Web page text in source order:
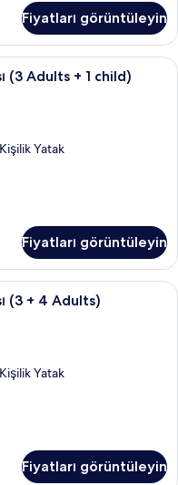
Fiyatları görüntüleyin
odada kasa, masa, güneşlik/
(3 Adults + 1 child)
Yatak
Fiyatları görüntüleyin
odada kasa, masa, güneşlik/
(3 + 4 Adults)
Yatak
Fiyatları görüntüleyin